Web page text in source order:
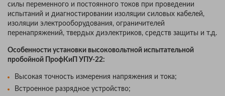
силы переменного и постоянного токов при проведении
испытаний и диагностировании изоляции силовых кабелей,
изоляции электрооборудования, ограничителей
перенапряжений, твердых диэлектриков, средств защиты и т.д.
Особенности установки высоковольтной испытательной
пробойной ПрофКиП УПУ-22:
Высокая точность измерения напряжения и тока;
Встроенное разрядное устройство;